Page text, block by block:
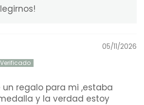
05/11/2026
regalo para mi ,estaba
y la verdad estoy